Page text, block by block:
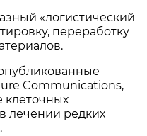
«логистический
переработку
Communications,
лечении редких